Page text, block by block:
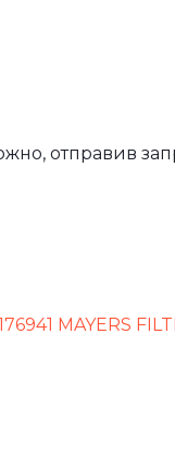
отправив
MAYERS